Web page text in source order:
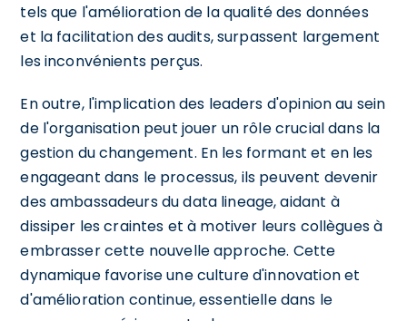
tels que l'amélioration de la qualité des données
et la facilitation des audits, surpassent largement
les inconvénients perçus.
En outre, l'implication des leaders d'opinion au sein
de l'organisation peut jouer un rôle crucial dans la
gestion du changement. En les formant et en les
engageant dans le processus, ils peuvent devenir
des ambassadeurs du data lineage, aidant à
dissiper les craintes et à motiver leurs collègues à
embrasser cette nouvelle approche. Cette
dynamique favorise une culture d'innovation et
d'amélioration continue, essentielle dans le